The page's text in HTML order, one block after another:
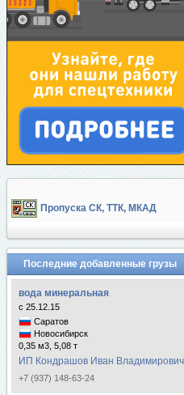
Пропуска СК, ТТК, МКАД
Последние добавленные грузы
вода минеральная
с 25.12.15
Саратов
Новосибирск
0,35 м3, 5,08 т
ИП Кондрашов Иван Владимирович
+7 (937) 148-63-24